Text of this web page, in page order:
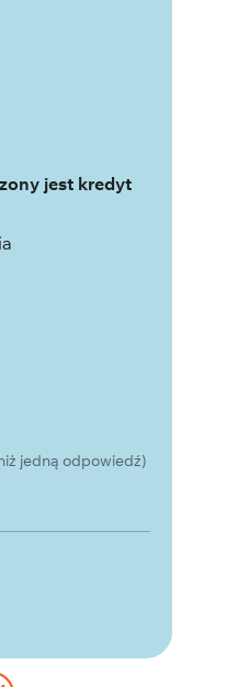
jest kredyt
jedną odpowiedź)